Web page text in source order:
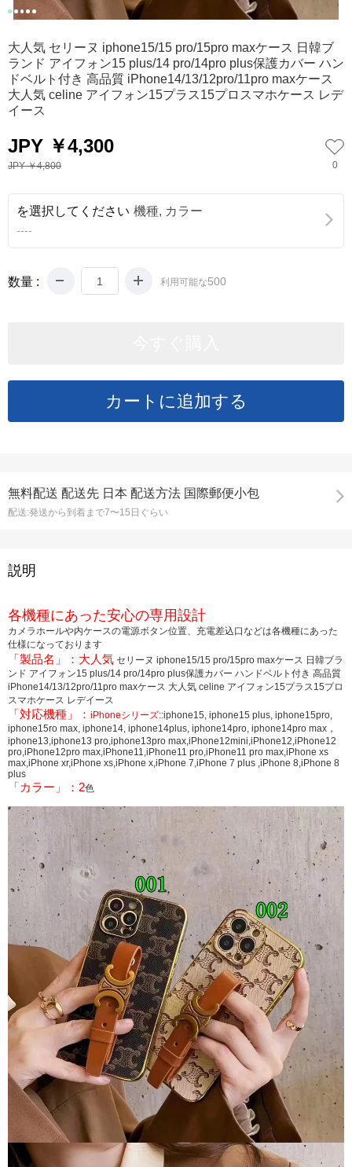
0 3
大人気 セリーヌ iphone15/15 pro/15pro maxケース 日韓ブ
ランド アイフォン15 plus/14 pro/14pro plus保護カバー ハン
ドベルト付き 高品質 iPhone14/13/12pro/11pro maxケース
大人気 celine アイフォン15プラス15プロスマホケース レデ
イース
JPY ￥4,300
JPY ￥4,800 0
を選択してください 機種, カラー
----
数量 : 利用可能な500
無料配送 配送先 日本 配送方法 国際郵便小包
配送:発送から到着まで7〜15日ぐらい
説明
各機種にあった安心の専用設計
カメラホールや内ケースの電源ボタン位置、充電差込口などは各機種にあった
仕様になっております
「製品名」：大人気 セリーヌ iphone15/15 pro/15pro maxケース 日韓ブラ
ンド アイフォン15 plus/14 pro/14pro plus保護カバー ハンドベルト付き 高品質
iPhone14/13/12pro/11pro maxケース 大人気 celine アイフォン15プラス15プロ
スマホケース レデイース
「対応機種」： iPhoneシリーズ::iphone15, iphone15 plus, iphone15pro,
iphone15ro max, iphone14, iphone14plus, iphone14pro, iphone14pro max，
iphone13,iphone13 pro,iphone13pro max,iPhone12mini,iPhone12,iPhone12
pro,iPhone12pro max,iPhone11,iPhone11 pro,iPhone11 pro max,iPhone xs
max,iPhone xr,iPhone xs,iPhone x,iPhone 7,iPhone 7 plus ,iPhone 8,iPhone 8
plus
「カラー」：2色